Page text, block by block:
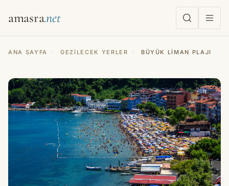
amasra
ANA SAYFA · GEZILECEK YERLER · BÜYÜK LIMAN PLAJI